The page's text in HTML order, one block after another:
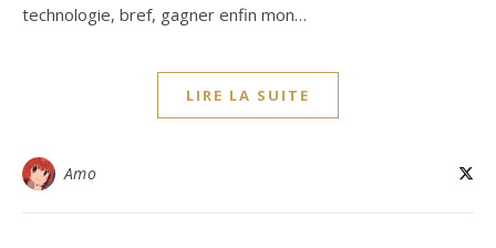
technologie, bref, gagner enfin mon…
LIRE LA SUITE
Amo